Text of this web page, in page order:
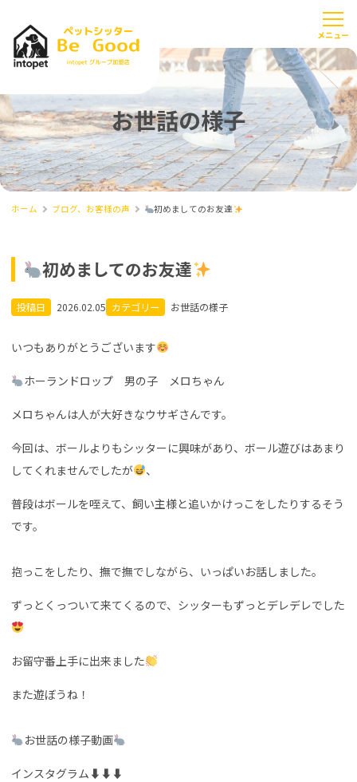
お世話の様子
ホーム ブログ、お客様の声 初めましてのお友達
初めましてのお友達
投稿日 2026.02.05 カテゴリー お世話の様子
いつもありがとうございます
ホーランドロップ 男の子 メロちゃん
メロちゃんは人が大好きなウサギさんです。
今回は、ボールよりもシッターに興味があり、ボール遊びはあまり
してくれませんでしたが
、
普段はボールを咥えて、飼い主様と追いかけっこをしたりするそう
です。
抱っこをしたり、撫で撫でしながら、いっぱいお話しました。
ずっとくっついて来てくるので、シッターもずっとデレデレでした
お留守番上手に出来ました
また遊ぼうね！
お世話の様子動画
インスタグラム⬇︎⬇︎⬇︎